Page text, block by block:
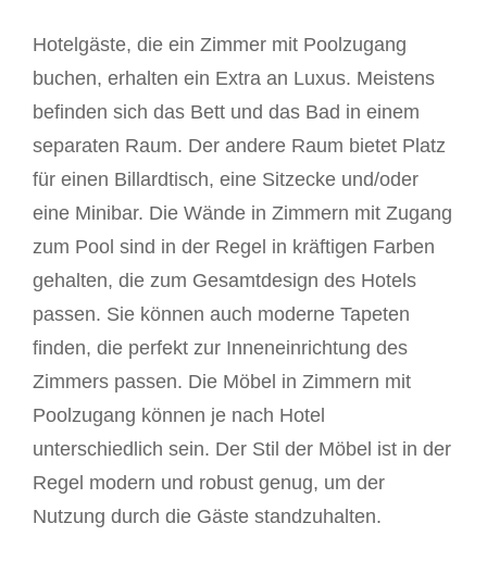
Hotelgäste, die ein Zimmer mit Poolzugang
buchen, erhalten ein Extra an Luxus. Meistens
befinden sich das Bett und das Bad in einem
separaten Raum. Der andere Raum bietet Platz
für einen Billardtisch, eine Sitzecke und/oder
eine Minibar. Die Wände in Zimmern mit Zugang
zum Pool sind in der Regel in kräftigen Farben
gehalten, die zum Gesamtdesign des Hotels
passen. Sie können auch moderne Tapeten
finden, die perfekt zur Inneneinrichtung des
Zimmers passen. Die Möbel in Zimmern mit
Poolzugang können je nach Hotel
unterschiedlich sein. Der Stil der Möbel ist in der
Regel modern und robust genug, um der
Nutzung durch die Gäste standzuhalten.